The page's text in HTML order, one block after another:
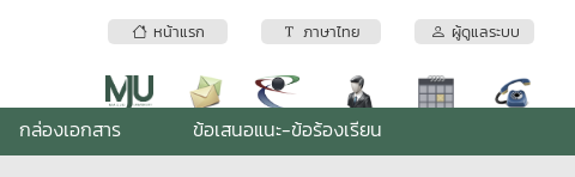
หน้าแรก ภาษาไทย ผู้ดูแลระบบ
กล่องเอกสาร ข้อเสนอแนะ-ข้อร้องเรียน